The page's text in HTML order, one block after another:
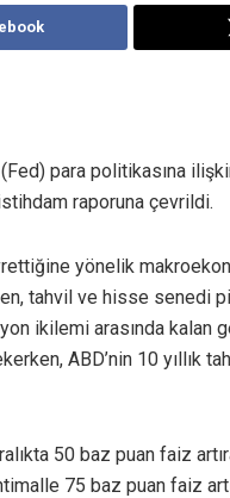
para politikasına
raporuna çevrildi.
yönelik
tahvil ve hisse senedi
ikilemi arasında kalan
ABD’nin 10 yıllık
50 baz puan faiz
75 baz puan faiz